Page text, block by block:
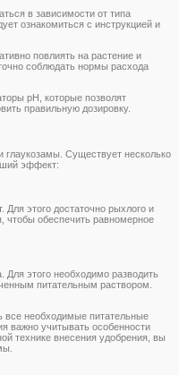
в зависимости от типа
ознакомиться с инструкцией и
повлиять на растение и
соблюдать нормы расхода
pH, которые позволят
правильную дозировку.
глаукозамы. Существует несколько
эффект:
Для этого достаточно рыхлого и
чтобы обеспечить равномерное
Для этого необходимо разводить
питательным раствором.
все необходимые питательные
важно учитывать особенности
технике внесения удобрения, вы